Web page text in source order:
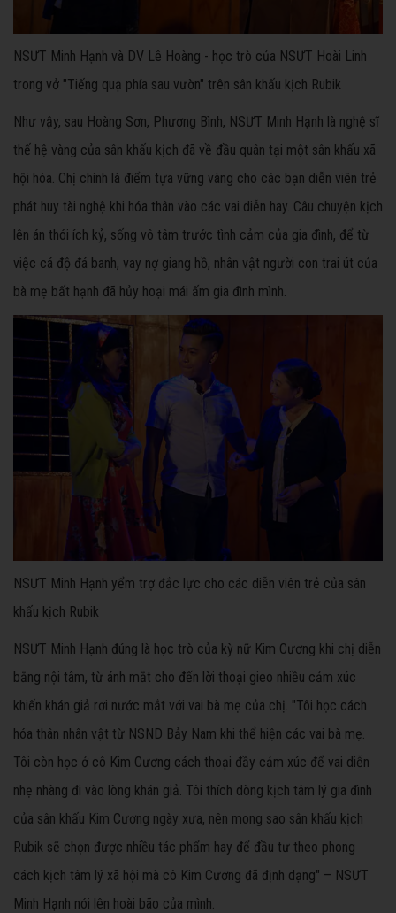
NSƯT Minh Hạnh và DV Lê Hoàng - học trò của NSƯT Hoài Linh
trong vở "Tiếng quạ phía sau vườn" trên sân khấu kịch Rubik
Như vậy, sau Hoàng Sơn, Phương Bình, NSƯT Minh Hạnh là nghệ sĩ
thế hệ vàng của sân khấu kịch đã về đầu quân tại một sân khấu xã
hội hóa. Chị chính là điểm tựa vững vàng cho các bạn diễn viên trẻ
phát huy tài nghệ khi hóa thân vào các vai diễn hay. Câu chuyện kịch
lên án thói ích kỷ, sống vô tâm trước tình cảm của gia đình, để từ
việc cá độ đá banh, vay nợ giang hồ, nhân vật người con trai út của
bà mẹ bất hạnh đã hủy hoại mái ấm gia đình mình.
NSƯT Minh Hạnh yểm trợ đắc lực cho các diễn viên trẻ của sân
khấu kịch Rubik
NSƯT Minh Hạnh đúng là học trò của kỳ nữ Kim Cương khi chị diễn
bằng nội tâm, từ ánh mắt cho đến lời thoại gieo nhiều cảm xúc
khiến khán giả rơi nước mắt với vai bà mẹ của chị. "Tôi học cách
hóa thân nhân vật từ NSND Bảy Nam khi thể hiện các vai bà mẹ.
Tôi còn học ở cô Kim Cương cách thoại đầy cảm xúc để vai diễn
nhẹ nhàng đi vào lòng khán giả. Tôi thích dòng kịch tâm lý gia đình
của sân khấu Kim Cương ngày xưa, nên mong sao sân khấu kịch
Rubik sẽ chọn được nhiều tác phẩm hay để đầu tư theo phong
cách kịch tâm lý xã hội mà cô Kim Cương đã định dạng" – NSƯT
Minh Hạnh nói lên hoài bão của mình.